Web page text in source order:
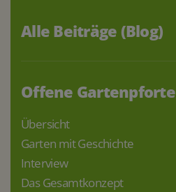
Alle Beiträge (Blog)
Offene Gartenpforte
Übersicht
Garten mit Geschichte
Interview
Das Gesamtkonzept